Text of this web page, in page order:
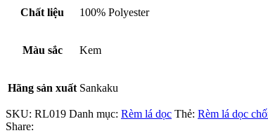
Chất liệu 100% Polyester
Màu sắc Kem
Hãng sản xuất Sankaku
SKU: RL019 Danh mục: Rèm lá dọc Thẻ: Rèm lá dọc
Share: